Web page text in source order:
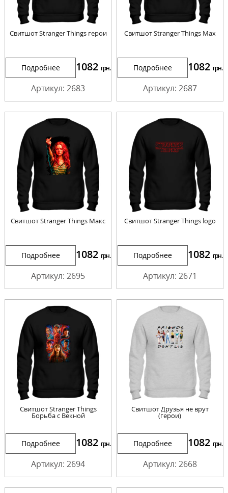
Свитшот Stranger Things герои
Подробнее 1082 грн.
Артикул: 2683
Свитшот Stranger Things Max
Подробнее 1082 грн.
Артикул: 2687
Свитшот Stranger Things Макс
Подробнее 1082 грн.
Артикул: 2695
Свитшот Stranger Things logo
Подробнее 1082 грн.
Артикул: 2671
Свитшот Stranger Things
Борьба с Векной
Подробнее 1082 грн.
Артикул: 2694
Свитшот Друзья не врут
(герои)
Подробнее 1082 грн.
Артикул: 2668